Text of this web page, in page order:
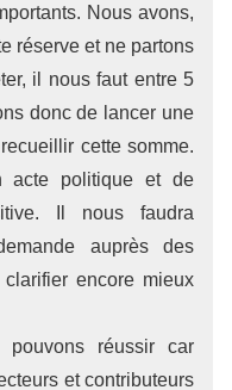
Nous avons,
réserve et ne partons
il nous faut entre 5
donc de lancer une
cette somme.
acte politique et de
Il nous faudra
auprès des
encore mieux
réussir car
et contributeurs